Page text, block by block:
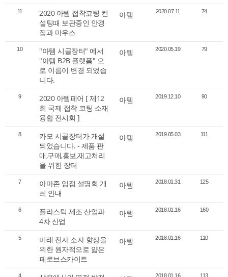
11
2020 아템 접착코팅 컨
설팅때 보관중인 안경
집과 마우스
아템 2020.07.11 74
10
"아템 시골장터" 에서
"아템 B2B 플랫폼" 으
로 이름이 변경 되었습
니다.
아템 2020.05.19 79
9
2020 아템페어 [ 제12
회 국제 접착 코팅 소재
융합 전시회 ]
아템 2019.12.10 90
8
카모 시골장터가 개설
되었습니다. - 제품 판
매,구매,홍보,재고처리
을 위한 장터
아템 2019.05.03 111
7
아마존 입점 설명회 개
최 안내
아템 2018.01.31 125
6
플라스틱 제조 산업과
4차 산업
아템 2018.01.16 160
5
미래 전자 소자 향상을
위한 원자적으로 얇은
페로브스카이트
아템 2018.01.16 110
4 2018.01.16 113